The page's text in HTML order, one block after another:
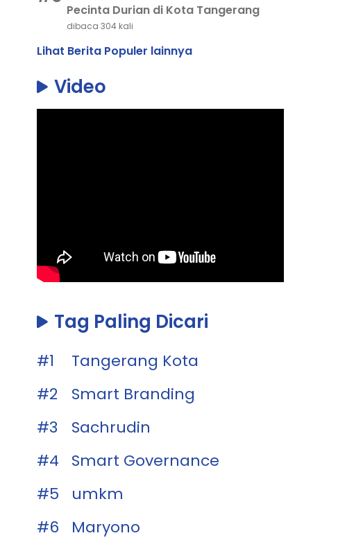
Pecinta Durian di Kota Tangerang
dibaca 304 kali
Lihat Berita Populer lainnya
Video
Tag Paling Dicari
#1
Tangerang Kota
#2
Smart Branding
#3
Sachrudin
#4
Smart Governance
#5
umkm
#6
Maryono